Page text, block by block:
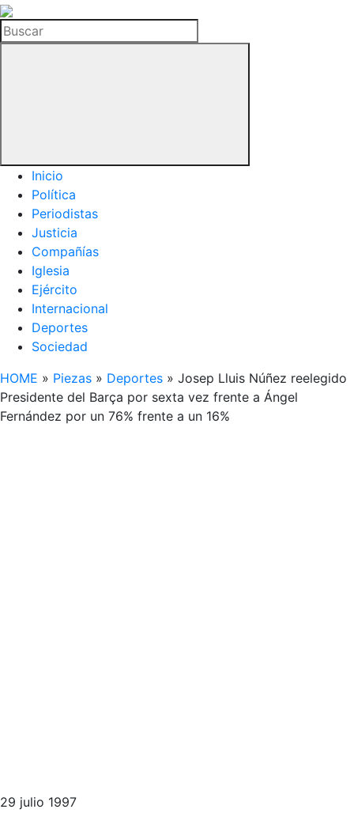
La
Hemeroteca
del
Buscar
Inicio
Política
Periodistas
Justicia
Compañías
Iglesia
Ejército
Internacional
Deportes
Sociedad
HOME » Piezas » Deportes » Josep Lluis Núñez reelegido
Presidente del Barça por sexta vez frente a Ángel
Fernández por un 76% frente a un 16%
29 julio 1997